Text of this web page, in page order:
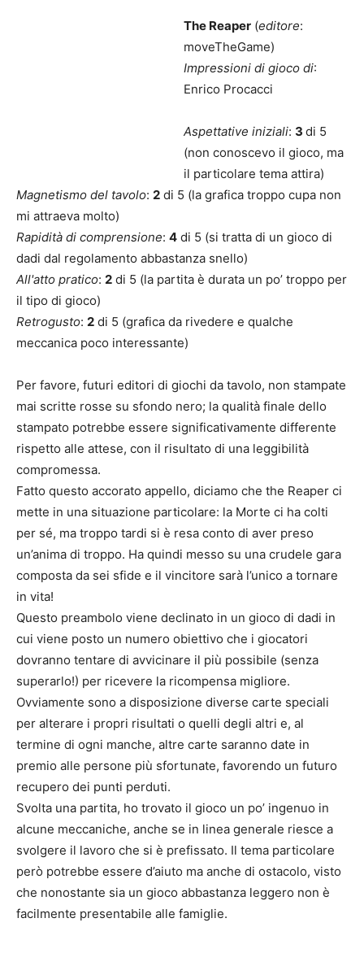
The Reaper (editore:
moveTheGame)
Impressioni di gioco di:
Enrico Procacci
Aspettative iniziali: 3 di 5
(non conoscevo il gioco, ma
il particolare tema attira)
Magnetismo del tavolo: 2 di 5 (la grafica troppo cupa non
mi attraeva molto)
Rapidità di comprensione: 4 di 5 (si tratta di un gioco di
dadi dal regolamento abbastanza snello)
All'atto pratico: 2 di 5 (la partita è durata un po’ troppo per
il tipo di gioco)
Retrogusto: 2 di 5 (grafica da rivedere e qualche
meccanica poco interessante)
Per favore, futuri editori di giochi da tavolo, non stampate
mai scritte rosse su sfondo nero; la qualità finale dello
stampato potrebbe essere significativamente differente
rispetto alle attese, con il risultato di una leggibilità
compromessa.
Fatto questo accorato appello, diciamo che the Reaper ci
mette in una situazione particolare: la Morte ci ha colti
per sé, ma troppo tardi si è resa conto di aver preso
un’anima di troppo. Ha quindi messo su una crudele gara
composta da sei sfide e il vincitore sarà l’unico a tornare
in vita!
Questo preambolo viene declinato in un gioco di dadi in
cui viene posto un numero obiettivo che i giocatori
dovranno tentare di avvicinare il più possibile (senza
superarlo!) per ricevere la ricompensa migliore.
Ovviamente sono a disposizione diverse carte speciali
per alterare i propri risultati o quelli degli altri e, al
termine di ogni manche, altre carte saranno date in
premio alle persone più sfortunate, favorendo un futuro
recupero dei punti perduti.
Svolta una partita, ho trovato il gioco un po’ ingenuo in
alcune meccaniche, anche se in linea generale riesce a
svolgere il lavoro che si è prefissato. Il tema particolare
però potrebbe essere d’aiuto ma anche di ostacolo, visto
che nonostante sia un gioco abbastanza leggero non è
facilmente presentabile alle famiglie.